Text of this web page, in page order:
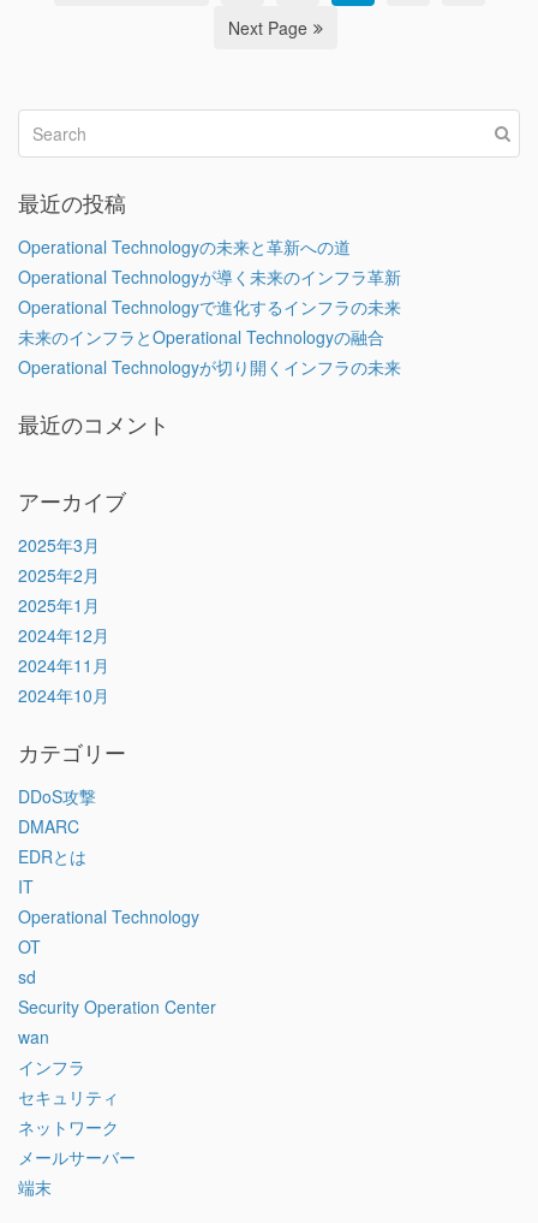
Next Page
最近の投稿
Operational Technologyの未来と革新への道
Operational Technologyが導く未来のインフラ革新
Operational Technologyで進化するインフラの未来
未来のインフラとOperational Technologyの融合
Operational Technologyが切り開くインフラの未来
最近のコメント
アーカイブ
2025年3月
2025年2月
2025年1月
2024年12月
2024年11月
2024年10月
カテゴリー
DDoS攻撃
DMARC
EDRとは
IT
Operational Technology
OT
sd
Security Operation Center
wan
インフラ
セキュリティ
ネットワーク
メールサーバー
端末